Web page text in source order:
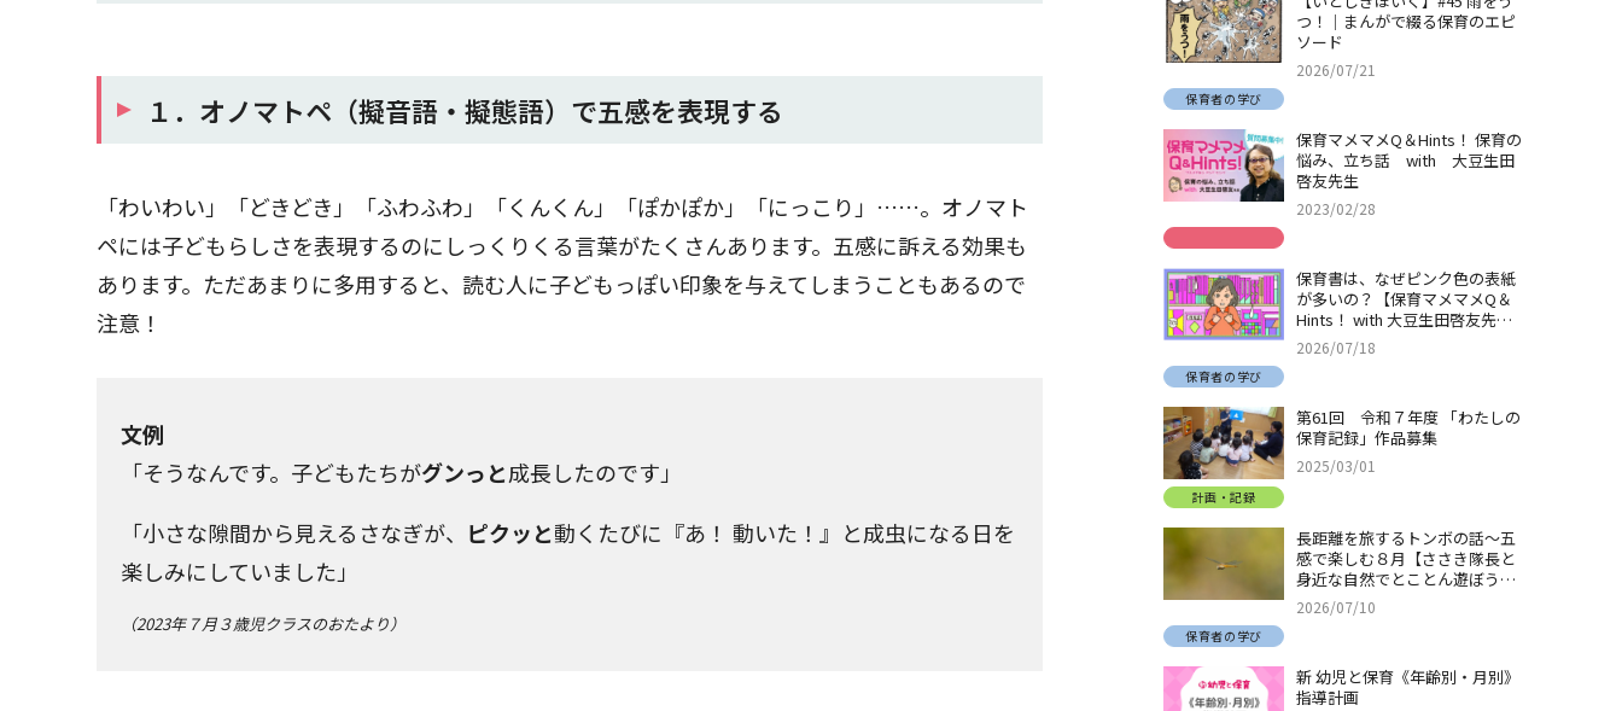
１．オノマトペ（擬音語・擬態語）で五感を表現する
「わいわい」「どきどき」「ふわふわ」「くんくん」「ぽかぽか」「にっこり」……。オノマト
ペには子どもらしさを表現するのにしっくりくる言葉がたくさんあります。五感に訴える効果も
あります。ただあまりに多用すると、読む人に子どもっぽい印象を与えてしまうこともあるので
注意！
文例
「そうなんです。子どもたちがグンっと成長したのです」
「小さな隙間から見えるさなぎが、 ピクッと動くたびに『あ！ 動いた！』と成虫になる日を
楽しみにしていました」
（2023年７月３歳児クラスのおたより）
つ！｜まんがで綴る保育のエピ
ソード
2026/07/21
保育者の学び
保育マメマメQ＆Hints！ 保育の
悩み、立ち話 with 大豆生田
啓友先生
2023/02/28
保育書は、なぜピンク色の表紙
が多いの？【保育マメマメQ＆
Hints！ with 大豆生田啓友先
生】
2026/07/18
保育者の学び
第61回 令和７年度 「わたしの
保育記録」作品募集
2025/03/01
計画・記録
長距離を旅するトンボの話～五
感で楽しむ８月【ささき隊長と
身近な自然でとことん遊ぼう！
＃32】
2026/07/10
保育者の学び
新 幼児と保育《年齢別・月別》
指導計画